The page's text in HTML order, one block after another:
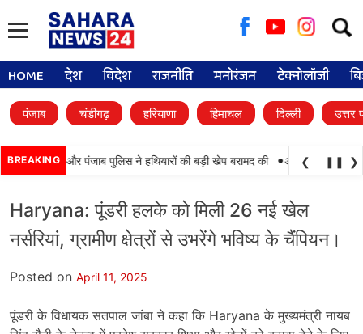
for:
HOME देश विदेश राजनीति मनोरंजन टेक्नोलॉजी
पंजाब चंडीगढ़ हरियाणा हिमाचल दिल्ली उत्तर
BREAKINGBSF और पंजाब पुलिस ने हथियारों की बड़ी खेप बरामद की • अमन अरोड़ा ने
❮ ❚❚ ❯
Haryana: पूंडरी हलके को मिली 26 नई खेल
नर्सरियां, ग्रामीण क्षेत्रों से उभरेंगे भविष्य के चैंपियन।
Posted on April 11, 2025
पूंडरी के विधायक सतपाल जांबा ने कहा कि Haryana के मुख्यमंत्री नायब